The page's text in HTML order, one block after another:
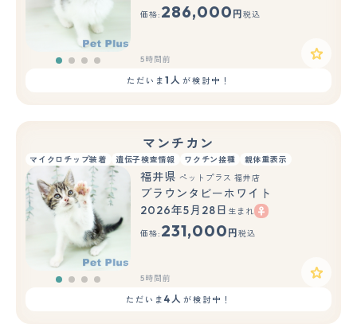
価格: 286,000 円 税込
5時間前
ただいま1人 が検討中！
マンチカン
マイクロチップ装着 遺伝子検査情報 ワクチン接種 親体重表示
福井県 ペットプラス 福井店
ブラウンタビーホワイト
2026年5月28日 生まれ
価格: 231,000 円 税込
5時間前
ただいま4人 が検討中！